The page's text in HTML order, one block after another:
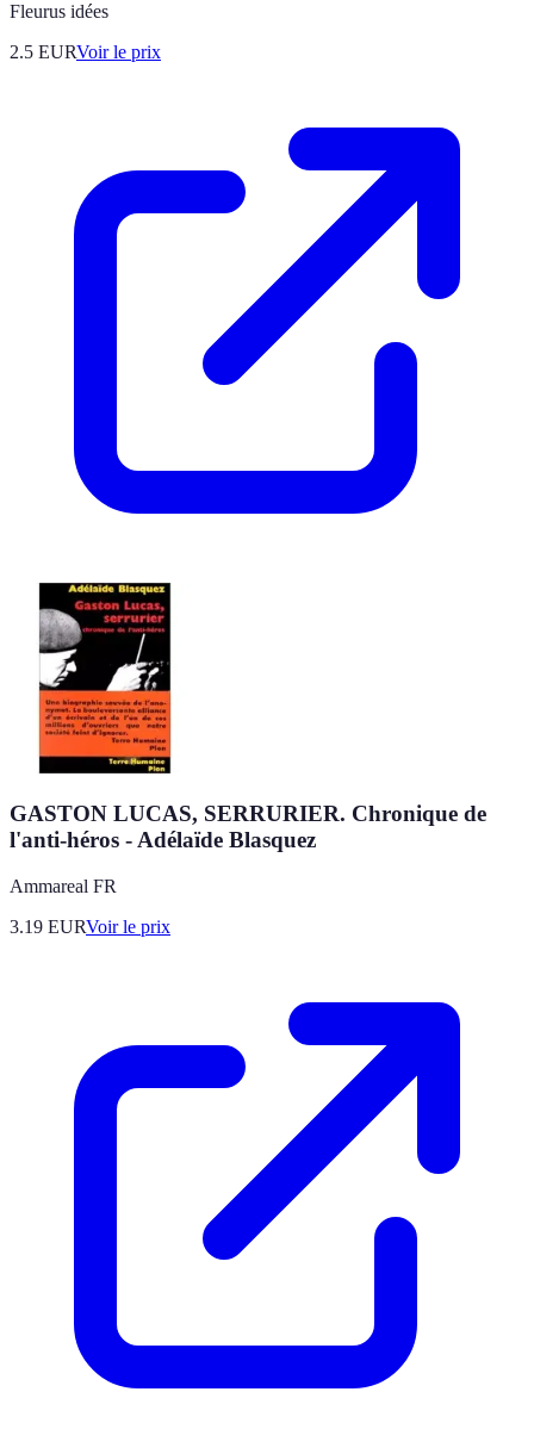
Fleurus idées
2.5 EURVoir le prix
GASTON LUCAS, SERRURIER. Chronique de
l'anti-héros - Adélaïde Blasquez
Ammareal FR
3.19 EURVoir le prix